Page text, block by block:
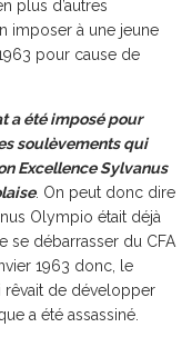
plus d’autres
imposer à une jeune
pour cause de
a été imposé pour
soulèvements qui
Excellence Sylvanus
. On peut donc dire
Olympio était déjà
se débarrasser du CFA
1963 donc, le
de développer
a été assassiné.